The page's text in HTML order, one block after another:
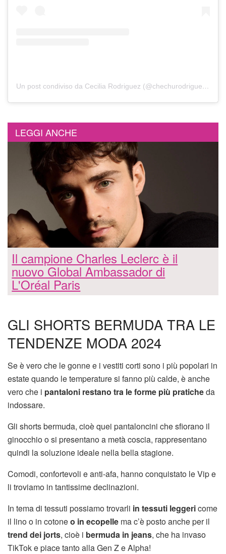
Un post condiviso da Cecilia Rodriguez (@chechurodriguez_real)
LEGGI ANCHE
Il campione Charles Leclerc è il
nuovo Global Ambassador di
L'Oréal Paris
GLI SHORTS BERMUDA TRA LE
TENDENZE MODA 2024
Se è vero che le gonne e i vestiti corti sono i più popolari in
estate quando le temperature si fanno più calde, è anche
vero che i pantaloni restano tra le forme più praticheda
indossare.
Gli shorts bermuda, cioè quei pantaloncini che sfiorano il
ginocchio o si presentano a metà coscia, rappresentano
quindi la soluzione ideale nella bella stagione.
Comodi, confortevoli e anti-afa, hanno conquistato le Vip e
li troviamo in tantissime declinazioni.
In tema di tessuti possiamo trovarli in tessuti leggericome
il lino o in cotoneo in ecopelle ma c’è posto anche per il
trend dei jorts, cioè i bermuda in jeans, che ha invaso
TikTok e piace tanto alla Gen Z e Alpha!